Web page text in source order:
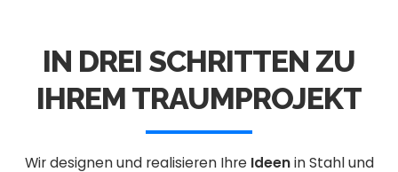
IN DREI SCHRITTEN ZU
IHREM TRAUMPROJEKT
Wir designen und realisieren Ihre Ideenin Stahl und